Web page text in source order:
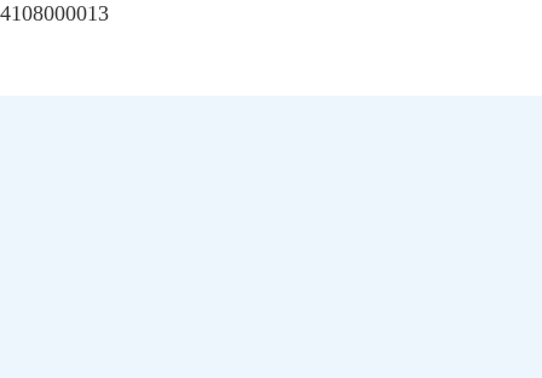
4108000013